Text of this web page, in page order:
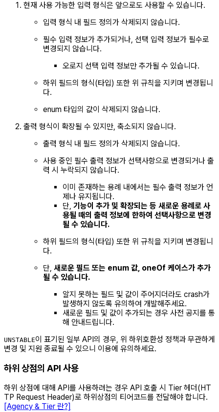
현재 사용 가능한 입력 형식은 앞으로도 사용할 수 있습니다.
입력 형식 내 필드 정의가 삭제되지 않습니다.
필수 입력 정보가 추가되거나, 선택 입력 정보가 필수로
변경되지 않습니다.
오로지 선택 입력 정보만 추가될 수 있습니다.
하위 필드의 형식(타입) 또한 위 규칙을 지키며 변경됩니
다.
enum 타입의 값이 삭제되지 않습니다.
출력 형식이 확장될 수 있지만, 축소되지 않습니다.
출력 형식 내 필드 정의가 삭제되지 않습니다.
사용 중인 필수 출력 정보가 선택사항으로 변경되거나 출
력 시 누락되지 않습니다.
이미 존재하는 용례 내에서는 필수 출력 정보가 언
제나 유지됩니다.
단, 기능이 추가 및 확장되는 등 새로운 용례로 사
용될 때의 출력 정보에 한하여 선택사항으로 변경
될 수 있습니다.
하위 필드의 형식(타입) 또한 위 규칙을 지키며 변경됩니
다.
단, 새로운 필드 또는 enum 값, oneOf 케이스가 추가
될 수 있습니다.
알지 못하는 필드 및 값이 주어지더라도 crash가
발생하지 않도록 유의하여 개발해주세요.
새로운 필드 및 값이 추가되는 경우 사전 공지를 통
해 안내드립니다.
UNSTABLE이 표기된 일부 API의 경우, 위 하위호환성 정책과 무관하게
변경 및 지원 종료될 수 있으니 이용에 유의하세요.
하위 상점의 API 사용
하위 상점에 대해 API를 사용하려는 경우 API 호출 시 Tier 헤더(HT
TP Request Header)로 하위상점의 티어코드를 전달해야 합니다.
[Agency & Tier 란?]